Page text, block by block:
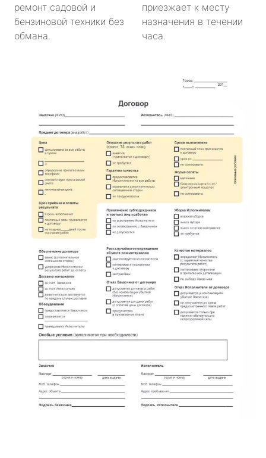
ремонт садовой и
бензиновой техники без
обмана.
приезжает к месту
назначения в течении
часа.